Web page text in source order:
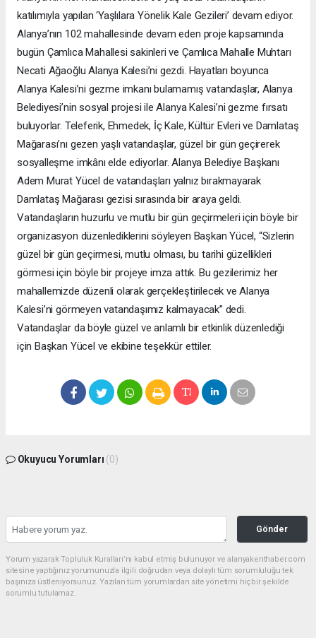
katılımıyla yapılan ‘Yaşlılara Yönelik Kale Gezileri’ devam ediyor.
Alanya’nın 102 mahallesinde devam eden proje kapsamında
bugün Çamlıca Mahallesi sakinleri ve Çamlıca Mahalle Muhtarı
Necati Ağaoğlu Alanya Kalesi’ni gezdi. Hayatları boyunca
Alanya Kalesi’ni gezme imkanı bulamamış vatandaşlar, Alanya
Belediyesi’nin sosyal projesi ile Alanya Kalesi’ni gezme fırsatı
buluyorlar. Teleferik, Ehmedek, İç Kale, Kültür Evleri ve Damlataş
Mağarası’nı gezen yaşlı vatandaşlar, güzel bir gün geçirerek
sosyalleşme imkânı elde ediyorlar. Alanya Belediye Başkanı
Adem Murat Yücel de vatandaşları yalnız bırakmayarak
Damlataş Mağarası gezisi sırasında bir araya geldi.
Vatandaşların huzurlu ve mutlu bir gün geçirmeleri için böyle bir
organizasyon düzenlediklerini söyleyen Başkan Yücel, “Sizlerin
güzel bir gün geçirmesi, mutlu olması, bu tarihi güzellikleri
görmesi için böyle bir projeye imza attık. Bu gezilerimiz her
mahallemizde düzenli olarak gerçekleştirilecek ve Alanya
Kalesi’ni görmeyen vatandaşımız kalmayacak” dedi.
Vatandaşlar da böyle güzel ve anlamlı bir etkinlik düzenlediği
için Başkan Yücel ve ekibine teşekkür ettiler.
Okuyucu Yorumları (0)
Gönder
Yorum yazarak Topluluk Kuralları’nı kabul etmiş bulunuyor ve alanyakenthaber.com
sitesine yaptığınız yorumunuzla ilgili doğrudan veya dolaylı tüm sorumluluğu tek
başınıza üstleniyorsunuz. Yazılan tüm yorumlardan site yönetimi hiçbir şekilde
sorumlu tutulamaz.